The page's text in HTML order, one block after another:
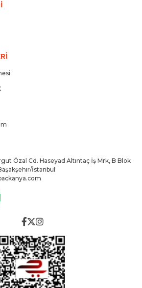
Özal Cd. Haseyad Altıntaç İş Mrk, B Blok
İstanbul